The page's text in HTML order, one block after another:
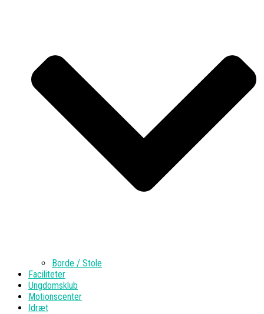
Borde / Stole
Faciliteter
Ungdomsklub
Motionscenter
Idræt